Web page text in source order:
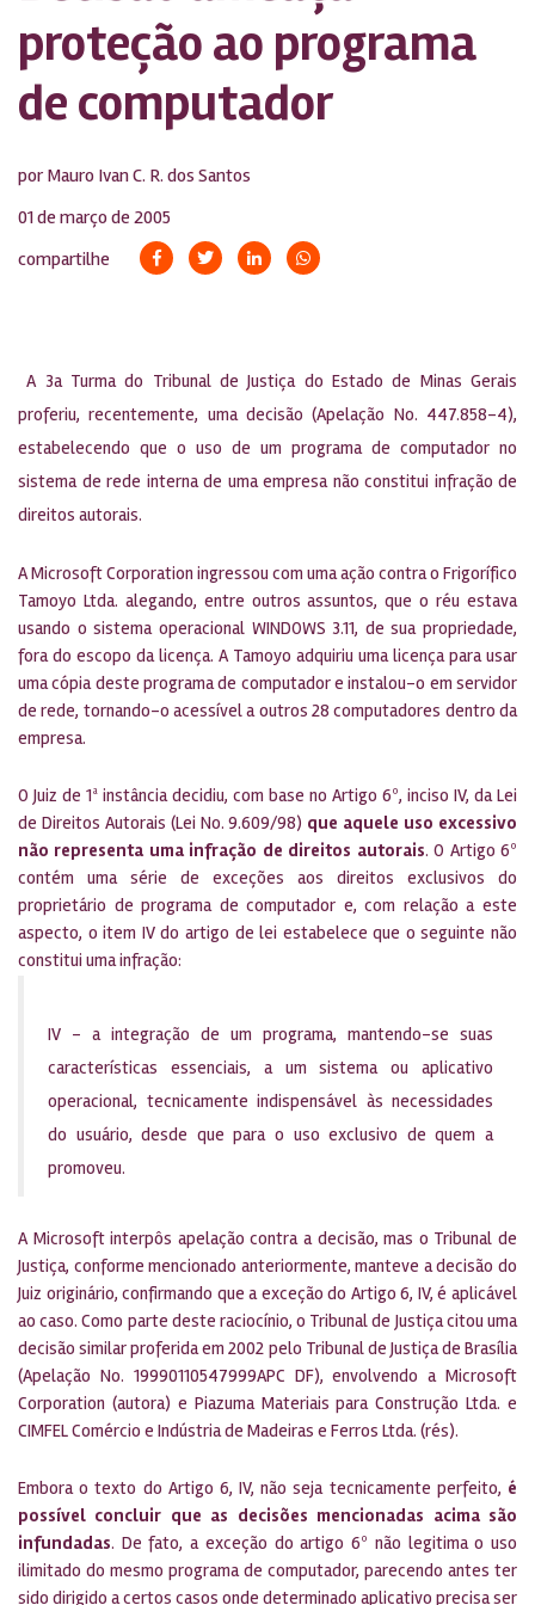
proteção ao programa
de computador
por Mauro Ivan C. R. dos Santos
01 de março de 2005
compartilhe
A 3a Turma do Tribunal de Justiça do Estado de Minas Gerais
proferiu, recentemente, uma decisão (Apelação No. 447.858-4),
estabelecendo que o uso de um programa de computador no
sistema de rede interna de uma empresa não constitui infração de
direitos autorais.
A Microsoft Corporation ingressou com uma ação contra o Frigorífico
Tamoyo Ltda. alegando, entre outros assuntos, que o réu estava
usando o sistema operacional WINDOWS 3.11, de sua propriedade,
fora do escopo da licença. A Tamoyo adquiriu uma licença para usar
uma cópia deste programa de computador e instalou-o em servidor
de rede, tornando-o acessível a outros 28 computadores dentro da
empresa.
O Juiz de 1ª instância decidiu, com base no Artigo 6º, inciso IV, da Lei
de Direitos Autorais (Lei No. 9.609/98) que aquele uso excessivo
não representa uma infração de direitos autorais. O Artigo 6º
contém uma série de exceções aos direitos exclusivos do
proprietário de programa de computador e, com relação a este
aspecto, o item IV do artigo de lei estabelece que o seguinte não
constitui uma infração:
IV – a integração de um programa, mantendo-se suas
características essenciais, a um sistema ou aplicativo
operacional, tecnicamente indispensável às necessidades
do usuário, desde que para o uso exclusivo de quem a
promoveu.
A Microsoft interpôs apelação contra a decisão, mas o Tribunal de
Justiça, conforme mencionado anteriormente, manteve a decisão do
Juiz originário, confirmando que a exceção do Artigo 6, IV, é aplicável
ao caso. Como parte deste raciocínio, o Tribunal de Justiça citou uma
decisão similar proferida em 2002 pelo Tribunal de Justiça de Brasília
(Apelação No. 19990110547999APC DF), envolvendo a Microsoft
Corporation (autora) e Piazuma Materiais para Construção Ltda. e
CIMFEL Comércio e Indústria de Madeiras e Ferros Ltda. (rés).
Embora o texto do Artigo 6, IV, não seja tecnicamente perfeito, é
possível concluir que as decisões mencionadas acima são
infundadas. De fato, a exceção do artigo 6º não legitima o uso
ilimitado do mesmo programa de computador, parecendo antes ter
sido dirigido a certos casos onde determinado aplicativo precisa ser